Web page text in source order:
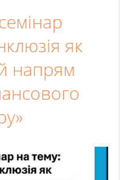
як
напрям